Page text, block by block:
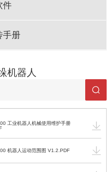
件
手册
机器人
工业机器人机械使用维护手册
机器人运动范围图 V1.2.PDF